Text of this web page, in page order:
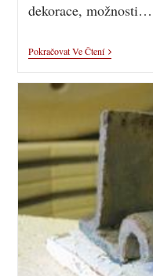
dekorace, možnosti…
Pokračovat Ve Čtení